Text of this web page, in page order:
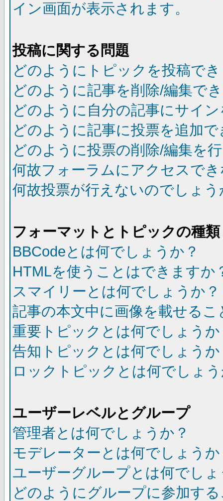
イン画面が表示されます。
投稿に関する問題
どのようにトピックを投稿で
どのように記事を削除/編集で
どのように自分の記事にサイ
どのように記事に投票を追加
どのように投票の削除/編集を
何故フォーラムにアクセスで
何故投票が行えないのでしょう
フォーマットとトピックの種類
BBCodeとは何でしょうか？
HTMLを使うことはできますか
スマイリーとは何でしょうか？
記事の本文中に画像を載せる
重要トピックとは何でしょうか
告知トピックとは何でしょうか
ロックトピックとは何でしょ
ユーザーレベルとグループ
管理者とは何でしょうか？
モデレーターとは何でしょうか
ユーザーグループとは何でし
どのようにグループに参加す